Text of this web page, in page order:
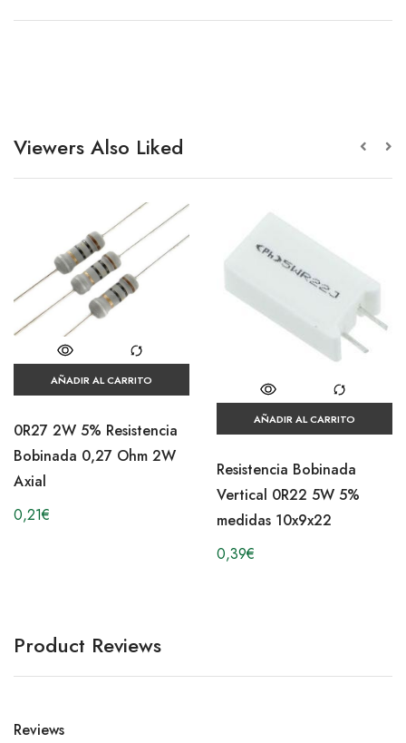
Viewers Also Liked
AÑADIR AL CARRITO
0R27 2W 5% Resistencia
Bobinada 0,27 Ohm 2W
Axial
0,21€
AÑADIR AL CARRITO
Resistencia Bobinada
Vertical 0R22 5W 5%
medidas 10x9x22
0,39€
Product Reviews
Reviews